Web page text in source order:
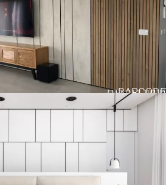
חיפוי קיר דגם
BARCODE